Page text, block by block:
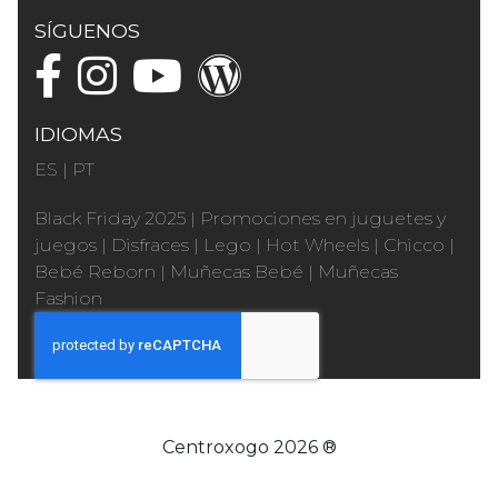
SÍGUENOS
IDIOMAS
ES | PT
Black Friday 2025 | Promociones en juguetes y
juegos | Disfraces | Lego | Hot Wheels | Chicco |
Bebé Reborn | Muñecas Bebé | Muñecas
Fashion
Centroxogo 2026 ®